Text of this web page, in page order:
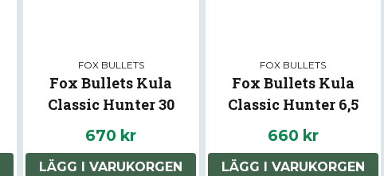
FOX BULLETS
Fox Bullets Kula
Classic Hunter 30
670 kr
LÄGG I VARUKORGEN
FOX BULLETS
Fox Bullets Kula
Classic Hunter 6,5
660 kr
LÄGG I VARUKORGEN